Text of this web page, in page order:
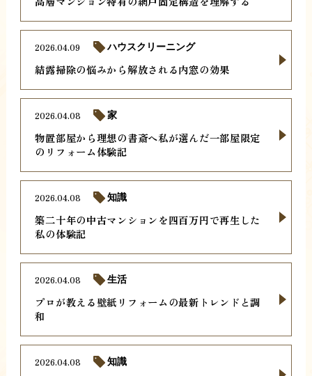
結露掃除の悩みから解放される内窓の効果
2026.04.09 ハウスクリーニング
物置部屋から理想の書斎へ私が選んだ一部屋限定
のリフォーム体験記
2026.04.08 家
築二十年の中古マンションを四百万円で再生した
私の体験記
2026.04.08 知識
プロが教える壁紙リフォームの最新トレンドと調
和
2026.04.08 生活
2026.04.08 知識